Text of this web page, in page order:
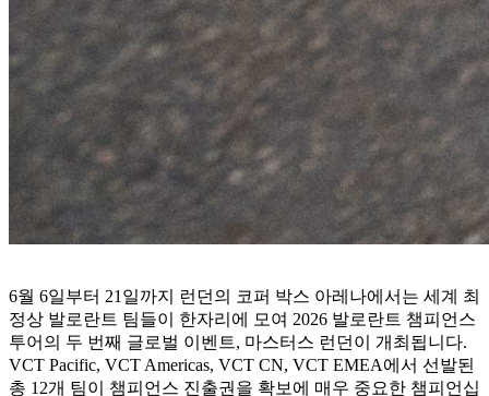
6월 6일부터 21일까지 런던의 코퍼 박스 아레나에서는 세계 최
정상 발로란트 팀들이 한자리에 모여 2026 발로란트 챔피언스
투어의 두 번째 글로벌 이벤트, 마스터스 런던이 개최됩니다.
VCT Pacific, VCT Americas, VCT CN, VCT EMEA에서 선발된
총 12개 팀이 챔피언스 진출권을 확보에 매우 중요한 챔피언십